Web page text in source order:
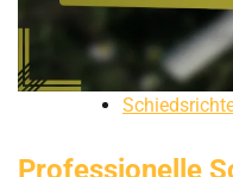
Professionelle